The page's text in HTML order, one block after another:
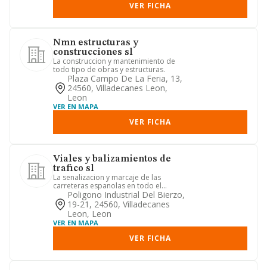
VER FICHA
Nmn estructuras y
construcciones sl
La construccion y mantenimiento de
todo tipo de obras y estructuras.
Plaza Campo De La Feria, 13,
24560, Villadecanes Leon,
Leon
VER EN MAPA
VER FICHA
Viales y balizamientos de
trafico sl
La senalizacion y marcaje de las
carreteras espanolas en todo el
territorio nacional
Poligono Industrial Del Bierzo,
19-21, 24560, Villadecanes
Leon, Leon
VER EN MAPA
VER FICHA